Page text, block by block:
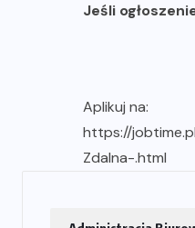
Jeśli
Aplikuj na:
https://
Zdalna-.html